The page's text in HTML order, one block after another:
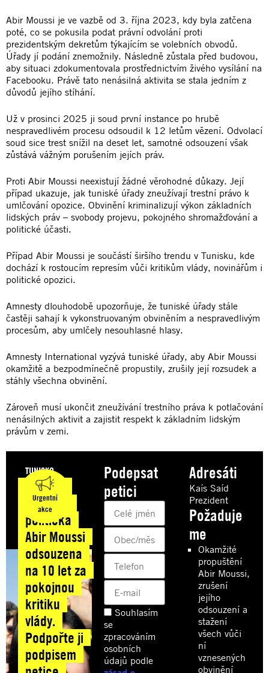
Abir Moussi je ve vazbě od 3. října 2023, kdy byla zatčena
poté, co se pokusila podat právní odvolání proti
prezidentským dekretům týkajícím se volebních obvodů.
Úřady jí podání znemožnily. Následně zůstala před budovou,
aby situaci zdokumentovala prostřednictvím živého vysílání na
Facebooku. Právě tato nenásilná aktivita se stala jedním z
důvodů jejího stíhání.
Už v prosinci 2025 ji soud první instance po hrubě
nespravedlivém procesu odsoudil k 12 letům vězení. Odvolací
soud sice trest snížil na deset let, samotné odsouzení však
zůstává vážným porušením jejích práv.
Proti Abir Moussi neexistují žádné věrohodné důkazy. Její
případ ukazuje, jak tuniské úřady zneužívají trestní právo k
umlčování opozice. Obvinění kriminalizují výkon základních
lidských práv – svobody projevu, pokojného shromažďování a
politické účasti.
Případ Abir Moussi je součástí širšího trendu v Tunisku, kde
dochází k rostoucím represím vůči kritikům vlády, novinářům i
politické opozici.
Amnesty dlouhodobě upozorňuje, že tuniské úřady stále
častěji sahají k vykonstruovaným obviněním a nespravedlivým
procesům, aby umlčely nesouhlasné hlasy.
Amnesty International vyzývá tuniské úřady, aby Abir Moussi
okamžitě a bezpodmínečně propustily, zrušily její rozsudek a
stáhly všechna obvinění.
Zároveň musí ukončit zneužívání trestního práva k potlačování
nenásilných aktivit a zajistit respekt k základním lidským
právům v zemi.
Urgentní
akce
TUNISKO
Tuniská
opoziční
politička
Abir Moussi
odsouzena
na 10 let za
pokojnou
kritiku
vlády.
Podpořte ji
podpisem
Podepsat
petici
Souhlasím
se
zpracováním
osobních
údajů podle
Adresáti
Kaís Saíd
Prezident
Požaduje
me
Okamžité
propuštění
Abir Moussi,
zrušení
jejího
odsouzení a
stažení
všech vůči
ní
vznesených
obvinění